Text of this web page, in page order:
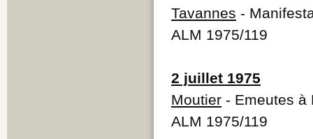
Tavannes -
ALM 1975/119
2 juillet 1975
Moutier - Emeutes à
ALM 1975/119